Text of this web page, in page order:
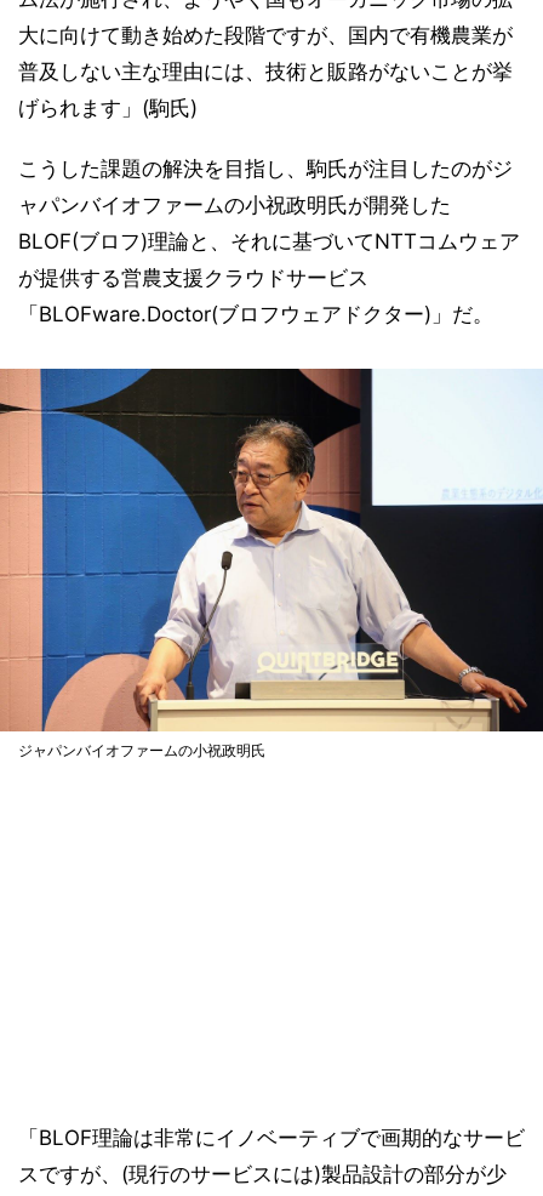
大に向けて動き始めた段階ですが、国内で有機農業が
普及しない主な理由には、技術と販路がないことが挙
げられます」(駒氏)
こうした課題の解決を目指し、駒氏が注目したのがジ
ャパンバイオファームの小祝政明氏が開発した
BLOF(ブロフ)理論と、それに基づいてNTTコムウェア
が提供する営農支援クラウドサービス
「BLOFware.Doctor(ブロフウェアドクター)」だ。
ジャパンバイオファームの小祝政明氏
「BLOF理論は非常にイノベーティブで画期的なサービ
スですが、(現行のサービスには)製品設計の部分が少